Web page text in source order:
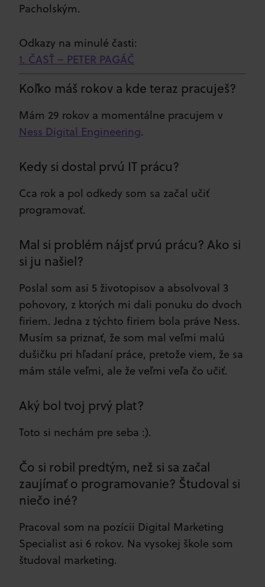
Pacholským.
Odkazy na minulé časti:
1. ČASŤ – PETER PAGÁČ
Koľko máš rokov a kde teraz pracuješ?
Mám 29 rokov a momentálne pracujem v
Ness Digital Engineering.
Kedy si dostal prvú IT prácu?
Cca rok a pol odkedy som sa začal učiť
programovať.
Mal si problém nájsť prvú prácu? Ako si
si ju našiel?
Poslal som asi 5 životopisov a absolvoval 3
pohovory, z ktorých mi dali ponuku do dvoch
firiem. Jedna z týchto firiem bola práve Ness.
Musím sa priznať, že som mal veľmi malú
dušičku pri hľadaní práce, pretože viem, že sa
mám stále veľmi, ale že veľmi veľa čo učiť.
Aký bol tvoj prvý plat?
Toto si nechám pre seba :).
Čo si robil predtým, než si sa začal
zaujímať o programovanie? Študoval si
niečo iné?
Pracoval som na pozícii Digital Marketing
Specialist asi 6 rokov. Na vysokej škole som
študoval marketing.